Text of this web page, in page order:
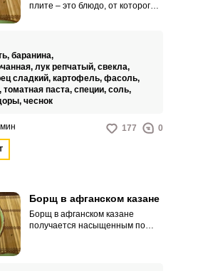
плите – это блюдо, от которого
отличается от традиционного
способа приготовления.
баранина,
лук репчатый, свекла,
сладкий, картофель, фасоль,
томатная паста, специи, соль,
чеснок
177 0
Борщ в афганском казане
Борщ в афганском казане
получается насыщенным по